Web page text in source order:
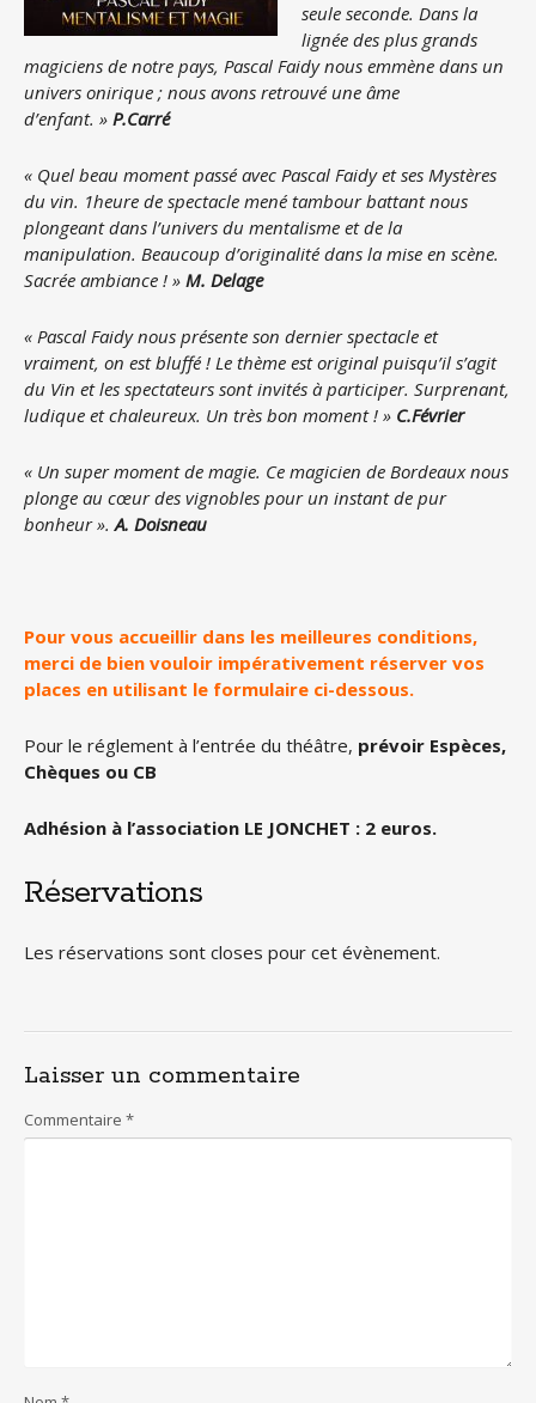
seule seconde. Dans la
lignée des plus grands
magiciens de notre pays, Pascal Faidy nous emmène dans un
univers onirique ; nous avons retrouvé une âme
d’enfant. » P.Carré
« Quel beau moment passé avec Pascal Faidy et ses Mystères
du vin. 1heure de spectacle mené tambour battant nous
plongeant dans l’univers du mentalisme et de la
manipulation. Beaucoup d’originalité dans la mise en scène.
Sacrée ambiance ! » M. Delage
« Pascal Faidy nous présente son dernier spectacle et
vraiment, on est bluffé ! Le thème est original puisqu’il s’agit
du Vin et les spectateurs sont invités à participer. Surprenant,
ludique et chaleureux. Un très bon moment ! » C.Février
« Un super moment de magie. Ce magicien de Bordeaux nous
plonge au cœur des vignobles pour un instant de pur
bonheur ».A. Doisneau
Pour vous accueillir dans les meilleures conditions,
merci de bien vouloir impérativement réserver vos
places en utilisant le formulaire ci-dessous.
Pour le réglement à l’entrée du théâtre, prévoir Espèces,
Chèques ou CB
Adhésion à l’association LE JONCHET : 2 euros.
Réservations
Les réservations sont closes pour cet évènement.
Laisser un commentaire
Commentaire *